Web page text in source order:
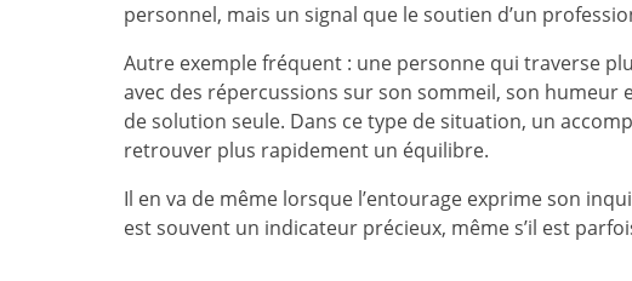
personnel, mais un signal que le soutien d’un
Autre exemple fréquent : une personne qui traverse
avec des répercussions sur son sommeil, son humeur
de solution seule. Dans ce type de situation, un
retrouver plus rapidement un équilibre.
Il en va de même lorsque l’entourage exprime son
est souvent un indicateur précieux, même s’il est